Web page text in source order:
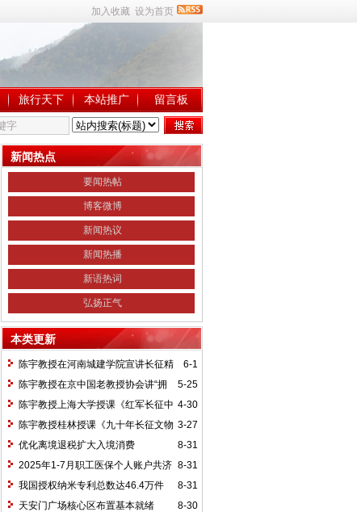
加入收藏 设为首页
旅行天下 本站推广 留言板
新闻热点
要闻热帖
博客微博
新闻热议
新闻热播
新语热词
弘扬正气
本类更新
6-1
陈宇教授在河南城建学院宣讲长征精
神及红25军长征史
5-25
陈宇教授在京中国老教授协会讲“拥
抱中华新文明”
4-30
陈宇教授上海大学授课《红军长征中
的黄埔师生》
3-27
陈宇教授桂林授课《九十年长征文物
鉴赏》
8-31
优化离境退税扩大入境消费
8-31
2025年1-7月职工医保个人账户共济
2.31亿人次 共济金额304.57亿元
8-31
我国授权纳米专利总数达46.4万件
8-30
天安门广场核心区布置基本就绪